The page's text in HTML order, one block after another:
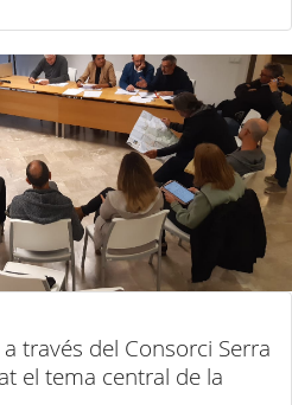
través del Consorci Serra
el tema central de la